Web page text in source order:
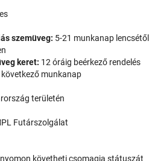
szemüveg: 5-21 munkanap lencsétől
keret: 12 óráig beérkező rendelés
következő munkanap
területén
Futárszolgálat
követheti csomagja státuszát